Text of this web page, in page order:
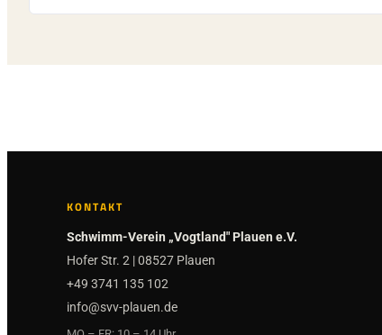
KONTAKT
Schwimm-Verein „Vogtland" Plauen e.V.
Hofer Str. 2 | 08527 Plauen
+49 3741 135 102
info@svv-plauen.de